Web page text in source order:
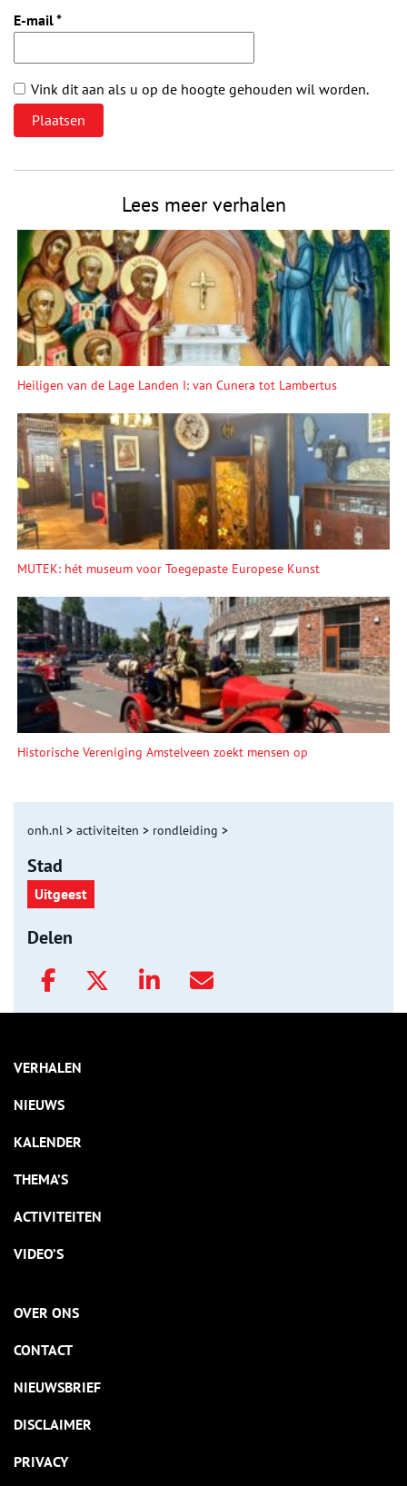
E-mail*
Vink dit aan als u op de hoogte gehouden wil worden.
Lees meer verhalen
Heiligen van de Lage Landen I: van Cunera tot Lambertus
MUTEK: hét museum voor Toegepaste Europese Kunst
Historische Vereniging Amstelveen zoekt mensen op
onh.nl > activiteiten > rondleiding >
Stad
Uitgeest
Delen
VERHALEN
NIEUWS
KALENDER
THEMA’S
ACTIVITEITEN
VIDEO’S
OVER ONS
CONTACT
NIEUWSBRIEF
DISCLAIMER
PRIVACY